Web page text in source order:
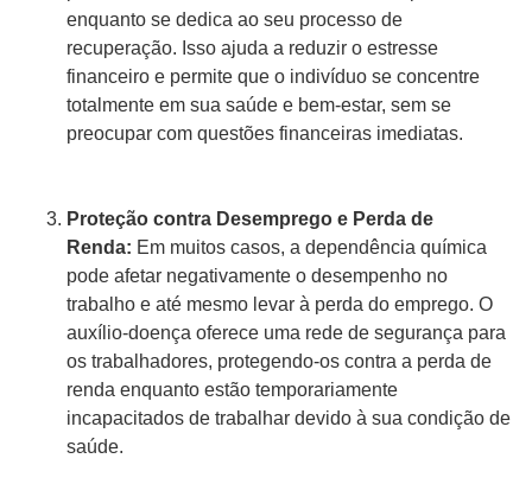
enquanto se dedica ao seu processo de
recuperação. Isso ajuda a reduzir o estresse
financeiro e permite que o indivíduo se concentre
totalmente em sua saúde e bem-estar, sem se
preocupar com questões financeiras imediatas.
Proteção contra Desemprego e Perda de
Renda: Em muitos casos, a dependência química
pode afetar negativamente o desempenho no
trabalho e até mesmo levar à perda do emprego. O
auxílio-doença oferece uma rede de segurança para
os trabalhadores, protegendo-os contra a perda de
renda enquanto estão temporariamente
incapacitados de trabalhar devido à sua condição de
saúde.